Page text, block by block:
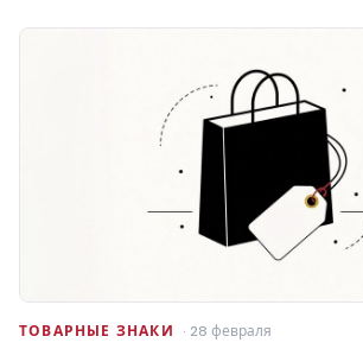
институт, чем они отличаются от
ТОВАРНЫЕ ЗНАКИ · 28 февраля